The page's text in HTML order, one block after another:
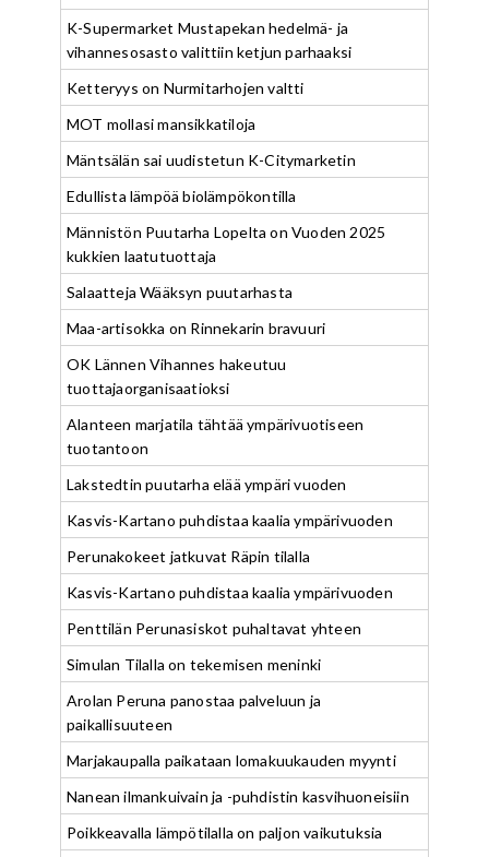
K-Supermarket Mustapekan hedelmä- ja
vihannesosasto valittiin ketjun parhaaksi
Ketteryys on Nurmitarhojen valtti
MOT mollasi mansikkatiloja
Mäntsälän sai uudistetun K-Citymarketin
Edullista lämpöä biolämpökontilla
Männistön Puutarha Lopelta on Vuoden 2025
kukkien laatutuottaja
Salaatteja Wääksyn puutarhasta
Maa-artisokka on Rinnekarin bravuuri
OK Lännen Vihannes hakeutuu
tuottajaorganisaatioksi
Alanteen marjatila tähtää ympärivuotiseen
tuotantoon
Lakstedtin puutarha elää ympäri vuoden
Kasvis-Kartano puhdistaa kaalia ympärivuoden
Perunakokeet jatkuvat Räpin tilalla
Kasvis-Kartano puhdistaa kaalia ympärivuoden
Penttilän Perunasiskot puhaltavat yhteen
Simulan Tilalla on tekemisen meninki
Arolan Peruna panostaa palveluun ja
paikallisuuteen
Marjakaupalla paikataan lomakuukauden myynti
Nanean ilmankuivain ja -puhdistin kasvihuoneisiin
Poikkeavalla lämpötilalla on paljon vaikutuksia